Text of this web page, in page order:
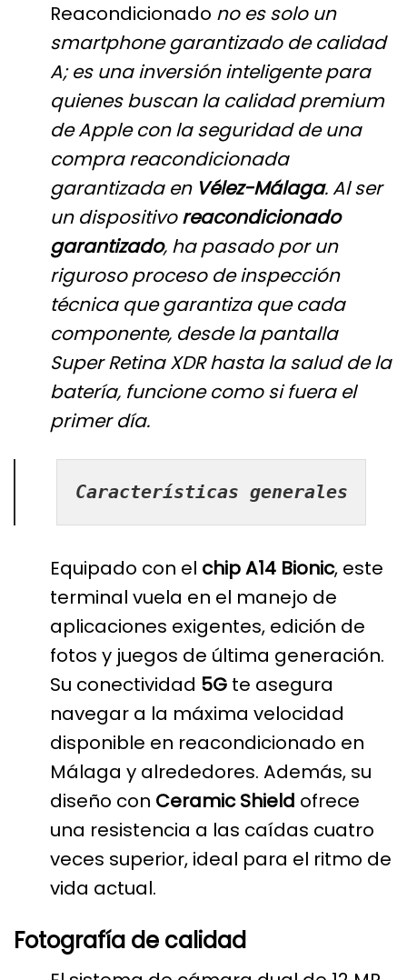
Reacondicionado no es solo un
smartphone garantizado de calidad
A; es una inversión inteligente para
quienes buscan la calidad premium
de Apple con la seguridad de una
compra reacondicionada
garantizada en Vélez-Málaga. Al ser
un dispositivoreacondicionado
garantizado, ha pasado por un
riguroso proceso de inspección
técnica que garantiza que cada
componente, desde la pantalla
Super Retina XDR hasta la salud de la
batería, funcione como si fuera el
primer día.
Características generales
Equipado con el chip A14 Bionic, este
terminal vuela en el manejo de
aplicaciones exigentes, edición de
fotos y juegos de última generación.
Su conectividad 5G te asegura
navegar a la máxima velocidad
disponible en reacondicionado en
Málaga y alrededores. Además, su
diseño con Ceramic Shield ofrece
una resistencia a las caídas cuatro
veces superior, ideal para el ritmo de
vida actual.
Fotografía de calidad